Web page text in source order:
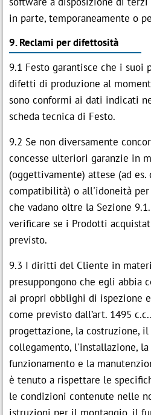
in parte, temporaneamente o
9. Reclami per difettosità
9.1 Festo garantisce che i
difetti di produzione al
sono conformi ai dati indicati
scheda tecnica di Festo.
9.2 Se non diversamente
concesse ulteriori garanzie in
(oggettivamente) attese (ad es.
compatibilità) o all'idoneità
che vadano oltre la Sezione
verificare se i Prodotti
previsto.
9.3 I diritti del Cliente in
presuppongono che egli abbia
ai propri obblighi di ispezione
come previsto dall’art. 1495
progettazione, la costruzione,
collegamento, l'installazione,
funzionamento e la
è tenuto a rispettare le
le condizioni contenute nelle